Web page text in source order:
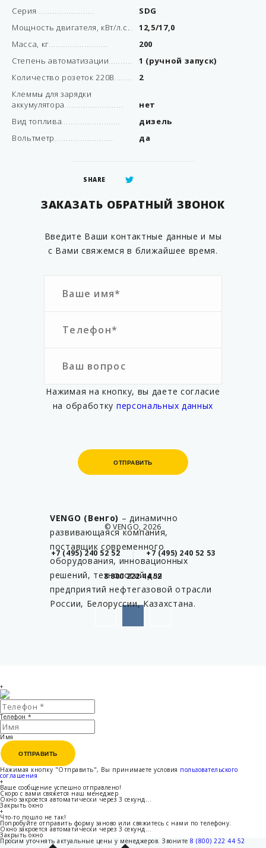
Серия
SDG
Мощность двигателя, кВт/л.с.
12,5/17,0
Масса, кг
200
Степень автоматизации
1 (ручной запуск)
Количество розеток 220В
2
Клеммы для зарядки
аккумулятора
нет
Вид топлива
дизель
Вольтметр
да
SHARE
ЗАКАЗАТЬ ОБРАТНЫЙ ЗВОНОК
Введите Ваши контактные данные и мы
с Вами свяжемся в ближайшее время.
Нажимая на кнопку, вы даете согласие
на обработку персональных данных
ОТПРАВИТЬ
ОТПРАВИТЬ
© VENGO, 2026
+7 (495) 240 52 52 +7 (495) 240 52 53
8 800 222 44 52
VENGO (Венго) – динамично
развивающаяся компания,
поставщик современного
оборудования, инновационных
решений, технологий для
предприятий нефтегазовой отрасли
России, Белоруссии, Казахстана.
+
Телефон *
Имя
ОТПРАВИТЬ
ОТПРАВИТЬ
Нажимая кнопку "Отправить", Вы принимаете условия пользовательского
соглашения
+
Ваше сообщение успешно отправлено!
Скоро с вами свяжется наш менеджер
Окно закроется автоматически через 3 секунд...
Закрыть окно
+
Что-то пошло не так!
Попробуйте отправить форму заново или свяжитесь с нами по телефону.
Окно закроется автоматически через 3 секунд...
Закрыть окно
Просим уточнять актуальные цены у менеджеров. Звоните 8 (800) 222 44 52